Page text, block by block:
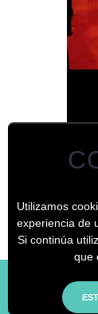
Utilizamos
experiencia de
Si continúa
que
© -